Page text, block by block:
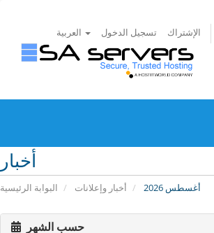
تسجيل الدخول الإشتراك
أخبار
البوابة الرئيسية أخبار وإعلانات أغسطس 2026
حسب الشهر